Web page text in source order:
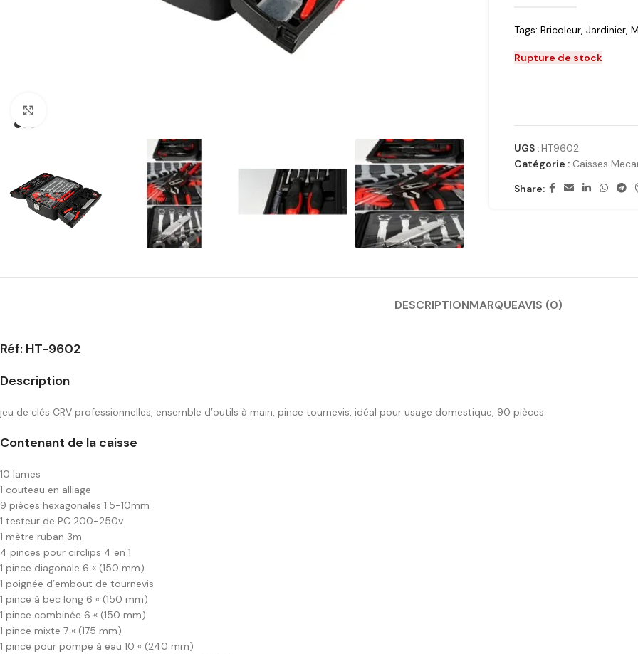
Tags: Bricoleur, Jardinier,
Rupture de stock
UGS :HT9602
Catégorie : Caisses
Share:
DESCRIPTIONMARQUEAVIS (0)
Réf: HT-9602
Description
jeu de clés CRV professionnelles, ensemble d’outils à main, pince tournevis, idéal pour usage domestique, 90 pièces
Contenant de la caisse
10 lames
1 couteau en alliage
9 pièces hexagonales 1.5-10mm
1 testeur de PC 200-250v
1 mètre ruban 3m
4 pinces pour circlips 4 en 1
1 pince diagonale 6 « (150 mm)
1 poignée d’embout de tournevis
1 pince à bec long 6 « (150 mm)
1 pince combinée 6 « (150 mm)
1 pince mixte 7 « (175 mm)
1 pince pour pompe à eau 10 « (240 mm)